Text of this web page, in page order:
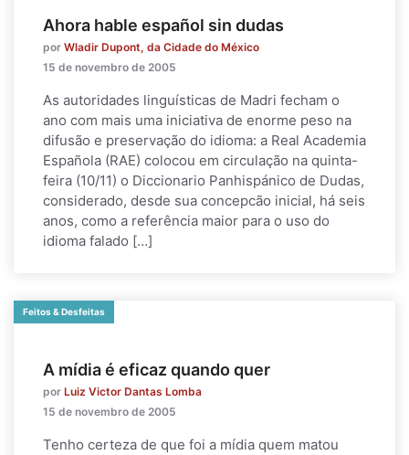
Ahora hable español sin dudas
por Wladir Dupont, da Cidade do México
15 de novembro de 2005
As autoridades linguísticas de Madri fecham o
ano com mais uma iniciativa de enorme peso na
difusão e preservação do idioma: a Real Academia
Española (RAE) colocou em circulação na quinta-
feira (10/11) o Diccionario Panhispánico de Dudas,
considerado, desde sua concepcão inicial, há seis
anos, como a referência maior para o uso do
idioma falado […]
Feitos & Desfeitas
A mídia é eficaz quando quer
por Luiz Victor Dantas Lomba
15 de novembro de 2005
Tenho certeza de que foi a mídia quem matou